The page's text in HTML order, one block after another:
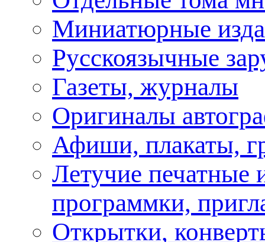
Миниатюрные
Русскоязычные
Газеты, журналы
Оригиналы
Афиши, плакаты,
Летучие печатные
программки,
Открытки,